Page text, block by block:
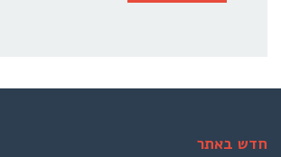
חדש באתר